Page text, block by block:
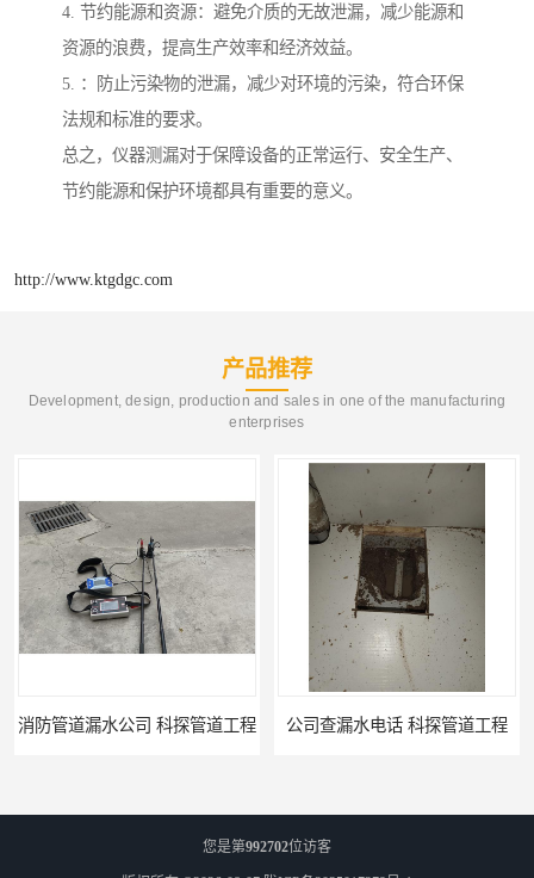
4. 节约能源和资源：避免介质的无故泄漏，减少能源和
资源的浪费，提高生产效率和经济效益。
5. ：防止污染物的泄漏，减少对环境的污染，符合环保
法规和标准的要求。
总之，仪器测漏对于保障设备的正常运行、安全生产、
节约能源和保护环境都具有重要的意义。
http://www.ktgdgc.com
产品推荐
Development, design, production and sales in one of the manufacturing
enterprises
公司查漏水电话 科探管道工程 单位消防管道漏水检测电话 科探管道工程
您是第992702位访客